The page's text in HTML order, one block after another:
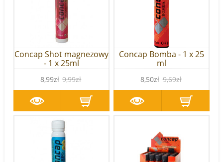
Concap Shot magnezowy
- 1 x 25ml
8,99zł 9,99zł
Concap Bomba - 1 x 25
ml
8,50zł 9,69zł